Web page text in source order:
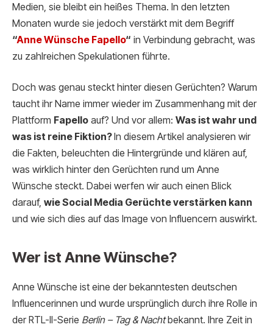
Medien, sie bleibt ein heißes Thema. In den letzten
Monaten wurde sie jedoch verstärkt mit dem Begriff
“Anne Wünsche Fapello“ in Verbindung gebracht, was
zu zahlreichen Spekulationen führte.
Doch was genau steckt hinter diesen Gerüchten? Warum
taucht ihr Name immer wieder im Zusammenhang mit der
Plattform Fapello auf? Und vor allem: Was ist wahr und
was ist reine Fiktion?In diesem Artikel analysieren wir
die Fakten, beleuchten die Hintergründe und klären auf,
was wirklich hinter den Gerüchten rund um Anne
Wünsche steckt. Dabei werfen wir auch einen Blick
darauf, wie Social Media Gerüchte verstärken kann
und wie sich dies auf das Image von Influencern auswirkt.
Wer ist Anne Wünsche?
Anne Wünsche ist eine der bekanntesten deutschen
Influencerinnen und wurde ursprünglich durch ihre Rolle in
der RTL-II-Serie Berlin – Tag & Nachtbekannt. Ihre Zeit in